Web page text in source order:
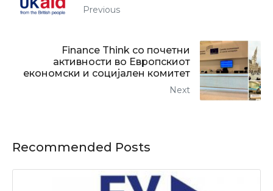
Previous
Finance Think со почетни
активности во Европскиот
економски и социјален комитет
Next
Recommended Posts